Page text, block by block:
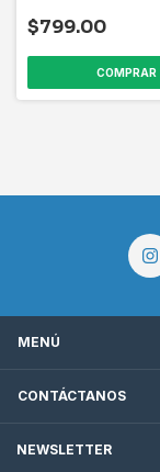
$799.00
COMPRAR
MENÚ
CONTÁCTANOS
NEWSLETTER